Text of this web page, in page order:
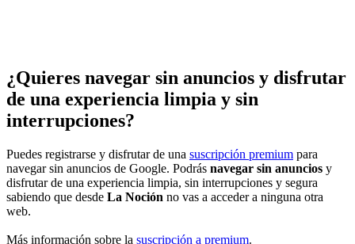
¿Quieres navegar sin anuncios y disfrutar
de una experiencia limpia y sin
interrupciones?
Puedes registrarse y disfrutar de una suscripción premium para
navegar sin anuncios de Google. Podrás navegar sin anuncios y
disfrutar de una experiencia limpia, sin interrupciones y segura
sabiendo que desde La Noción no vas a acceder a ninguna otra
web.
Más información sobre la suscripción a premium.